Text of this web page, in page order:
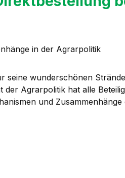
in der Agrarpolitik
seine wunderschönen
der Agrarpolitik hat alle
und Zusammenhänge